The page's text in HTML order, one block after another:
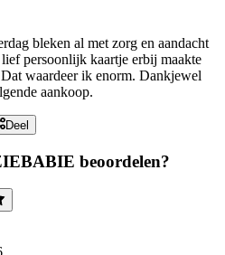
bleken al met zorg en aandacht
persoonlijk kaartje erbij maakte
waardeer ik enorm. Dankjewel
aankoop.
Deel
beoordelen?